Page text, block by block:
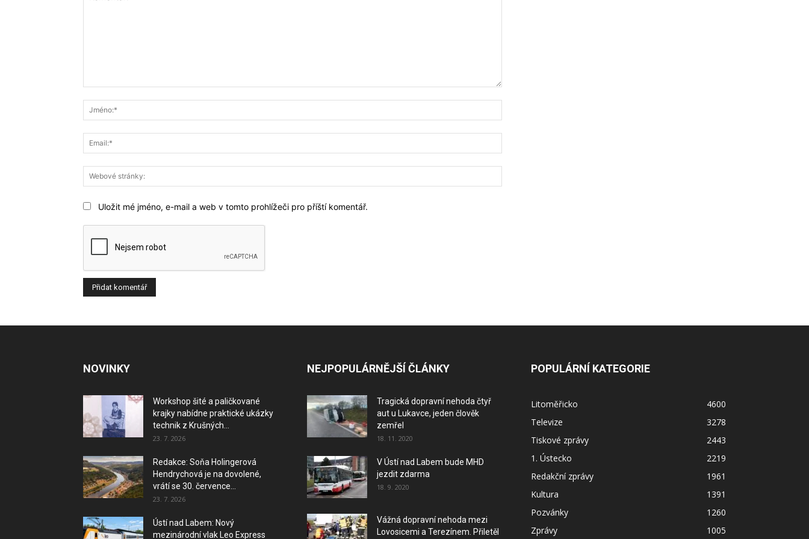
stránky:
Uložit mé jméno, e-mail a web v tomto prohlížeči pro příští komentář.
NOVINKY
Workshop šité a paličkované
krajky nabídne praktické ukázky
technik z Krušných...
23. 7. 2026
Redakce: Soňa Holingerová
Hendrychová je na dovolené,
vrátí se 30. července...
23. 7. 2026
Ústí nad Labem: Nový
mezinárodní vlak Leo Express
NEJPOPULÁRNĚJŠÍ ČLÁNKY
Tragická dopravní nehoda čtyř
aut u Lukavce, jeden člověk
zemřel
18. 11. 2020
V Ústí nad Labem bude MHD
jezdit zdarma
18. 9. 2020
Vážná dopravní nehoda mezi
Lovosicemi a Terezínem. Přiletěl
POPULÁRNÍ KATEGORIE
Litoměřicko
4600
Televize
3278
Tiskové zprávy
2443
1. Ústecko
2219
Redakční zprávy
1961
Kultura
1391
Pozvánky
1260
Zprávy
1005